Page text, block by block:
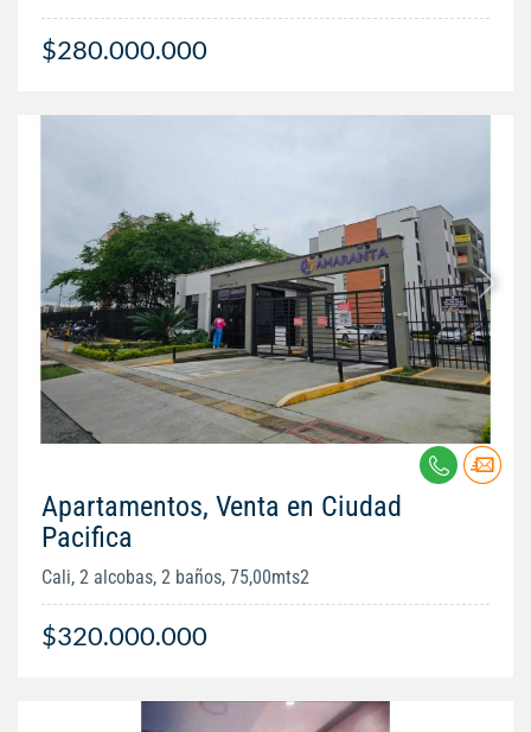
$280.000.000
Apartamentos, Venta en Ciudad
Pacifica
Cali, 2 alcobas, 2 baños, 75,00mts2
$320.000.000